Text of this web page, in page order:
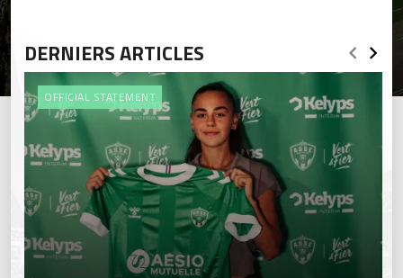
DERNIERS ARTICLES
OFFICIAL STATEMENT